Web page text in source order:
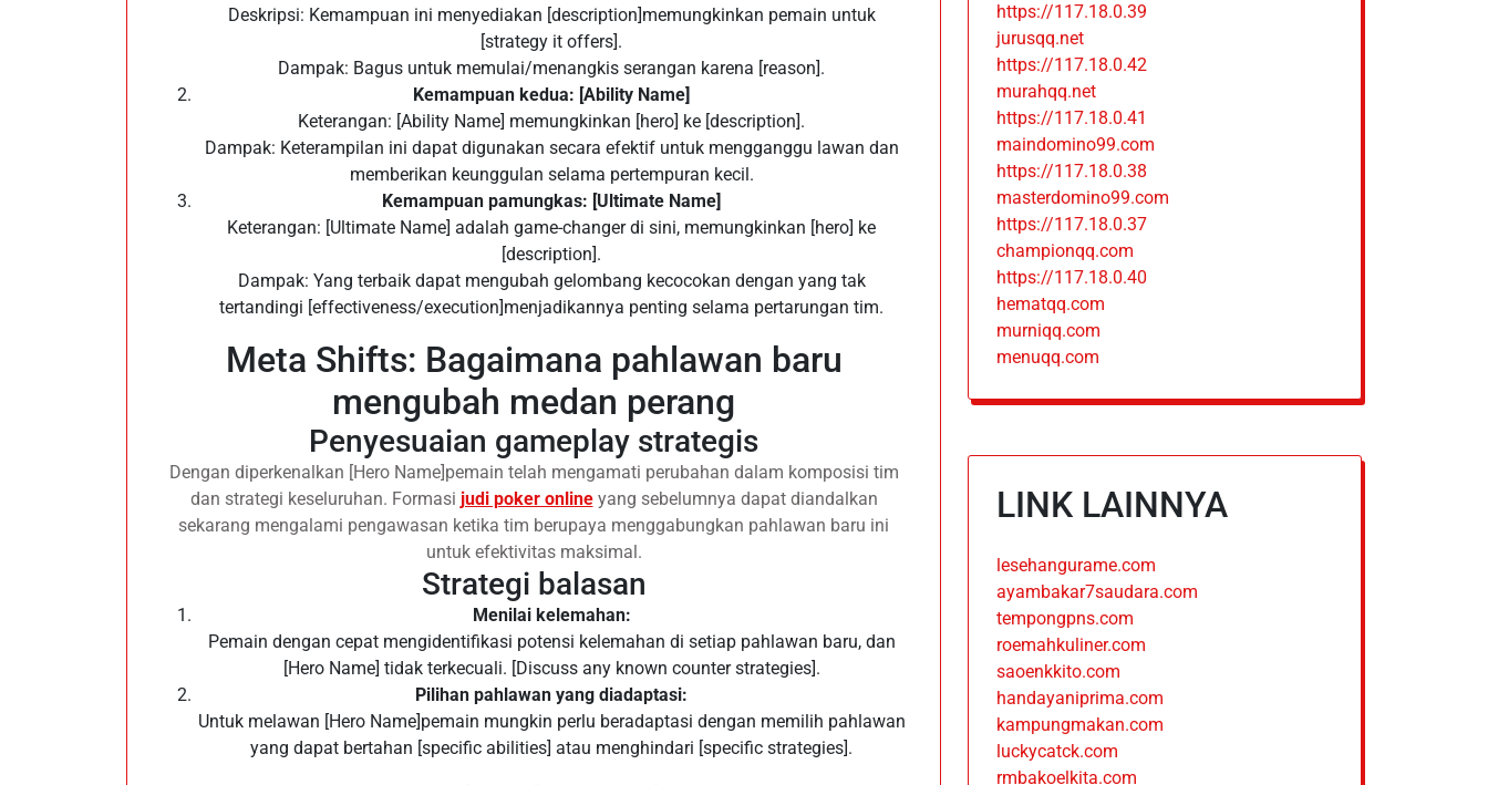
Deskripsi: Kemampuan ini menyediakan [description]memungkinkan pemain untuk
[strategy it offers].
Dampak: Bagus untuk memulai/menangkis serangan karena [reason].
Kemampuan kedua: [Ability Name]
Keterangan: [Ability Name] memungkinkan [hero] ke [description].
Dampak: Keterampilan ini dapat digunakan secara efektif untuk mengganggu lawan dan
memberikan keunggulan selama pertempuran kecil.
Kemampuan pamungkas: [Ultimate Name]
Keterangan: [Ultimate Name] adalah game-changer di sini, memungkinkan [hero] ke
[description].
Dampak: Yang terbaik dapat mengubah gelombang kecocokan dengan yang tak
tertandingi [effectiveness/execution]menjadikannya penting selama pertarungan tim.
Meta Shifts: Bagaimana pahlawan baru
mengubah medan perang
Penyesuaian gameplay strategis
Dengan diperkenalkan [Hero Name]pemain telah mengamati perubahan dalam komposisi tim
dan strategi keseluruhan. Formasi judi poker onlineyang sebelumnya dapat diandalkan
sekarang mengalami pengawasan ketika tim berupaya menggabungkan pahlawan baru ini
untuk efektivitas maksimal.
Strategi balasan
Menilai kelemahan:
Pemain dengan cepat mengidentifikasi potensi kelemahan di setiap pahlawan baru, dan
[Hero Name] tidak terkecuali. [Discuss any known counter strategies].
Pilihan pahlawan yang diadaptasi:
Untuk melawan [Hero Name]pemain mungkin perlu beradaptasi dengan memilih pahlawan
yang dapat bertahan [specific abilities] atau menghindari [specific strategies].
https://117.18.0.39
jurusqq.net
https://117.18.0.42
murahqq.net
https://117.18.0.41
maindomino99.com
https://117.18.0.38
masterdomino99.com
https://117.18.0.37
championqq.com
https://117.18.0.40
hematqq.com
murniqq.com
menuqq.com
LINK LAINNYA
lesehangurame.com
ayambakar7saudara.com
tempongpns.com
roemahkuliner.com
saoenkkito.com
handayaniprima.com
kampungmakan.com
luckycatck.com
rmbakoelkita.com